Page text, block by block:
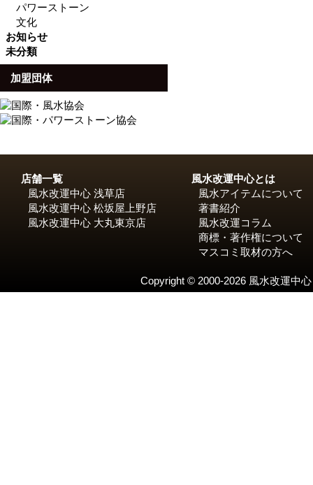
パワーストーン
文化
お知らせ
未分類
加盟団体
店舗一覧
風水改運中心 浅草店
風水改運中心 松坂屋上野店
風水改運中心 大丸東京店
風水改運中心とは
風水アイテムについて
著書紹介
風水改運コラム
商標・著作権について
マスコミ取材の方へ
Copyright © 2000-2026 風水改運中